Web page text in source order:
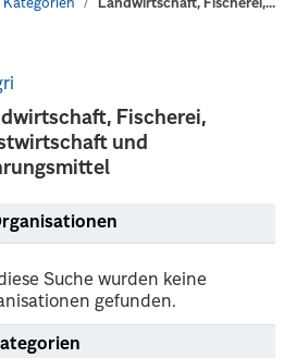
Kategorien Landwirtschaft, Fischerei,...
Fischerei,
und
Suche wurden keine
gefunden.